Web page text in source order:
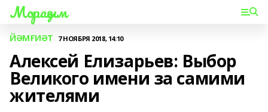
Мораҙым
ЙӘМҒИӘТ 7 НОЯБРЯ 2018, 14:10
Алексей Елизарьев: Выбор
Великого имени за самими
жителями